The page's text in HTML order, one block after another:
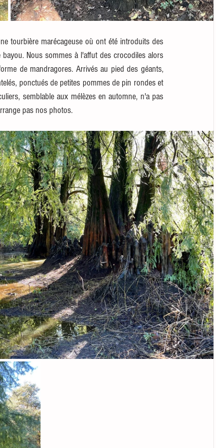
tourbière marécageuse où ont été introduits des
Nous sommes à l'affut des crocodiles alors
de mandragores. Arrivés au pied des géants,
ponctués de petites pommes de pin rondes et
semblable aux mélèzes en automne, n'a pas
pas nos photos.